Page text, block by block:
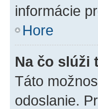
informácie
Hore
Na čo
Táto
odoslanie.